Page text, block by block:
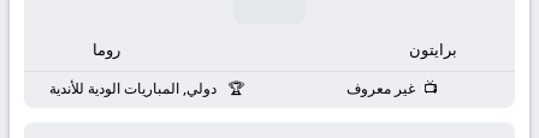
برايتون روما
غير معروف دولي, المباريات الودية للأندية